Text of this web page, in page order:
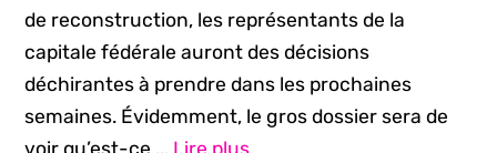
de reconstruction, les représentants de la
capitale fédérale auront des décisions
déchirantes à prendre dans les prochaines
semaines. Évidemment, le gros dossier sera de
voir qu’est-ce ... Lire plus